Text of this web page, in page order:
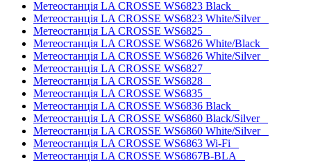
Метеостанція LA CROSSE WS6823 Black
Метеостанція LA CROSSE WS6823 White/Silver
Метеостанція LA CROSSE WS6825
Метеостанція LA CROSSE WS6826 White/Black
Метеостанція LA CROSSE WS6826 White/Silver
Метеостанція LA CROSSE WS6827
Метеостанція LA CROSSE WS6828
Метеостанція LA CROSSE WS6835
Метеостанція LA CROSSE WS6836 Black
Метеостанція LA CROSSE WS6860 Black/Silver
Метеостанція LA CROSSE WS6860 White/Silver
Метеостанція LA CROSSE WS6863 Wi-Fi
Метеостанція LA CROSSE WS6867B-BLA